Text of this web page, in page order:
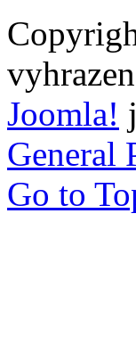
Joomla!
General
Go to